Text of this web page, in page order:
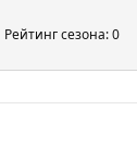
Рейтинг сезона: 0